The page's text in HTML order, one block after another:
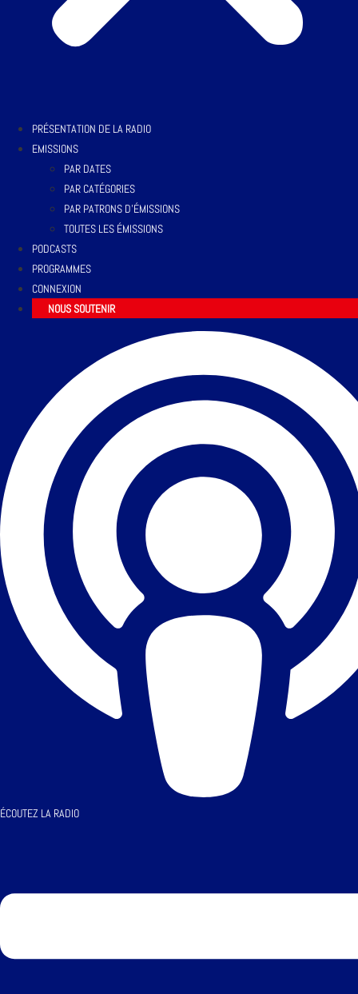
PRÉSENTATION DE LA RADIO
EMISSIONS
PAR DATES
PAR CATÉGORIES
PAR PATRONS D’ÉMISSIONS
TOUTES LES ÉMISSIONS
PODCASTS
PROGRAMMES
CONNEXION
NOUS SOUTENIR
ÉCOUTEZ LA RADIO